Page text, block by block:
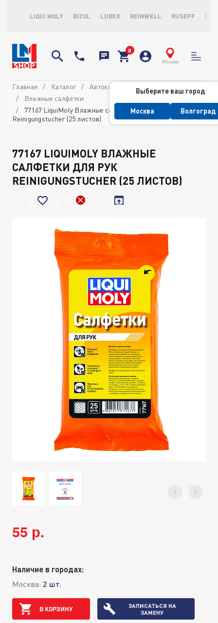
LIQUI MOLY BIZOL LUBEX REINWELL RUSEFF
Москва
Выберите ваш город
Москва Волгоград
Главная Каталог
Автокосметика
Влажные салфетки
77167 LiquiMoly Влажные салфетки для рук
Reinigungstucher (25 листов)
77167 LIQUIMOLY ВЛАЖНЫЕ
САЛФЕТКИ ДЛЯ РУК
REINIGUNGSTUCHER (25 ЛИСТОВ)
55 р.
Наличие в городах:
Москва: 2 шт.
В КОРЗИНУ
ЗАПИСАТЬСЯ НА
ЗАМЕНУ